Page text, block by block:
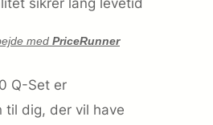
med PriceRunner
Q-Set er
dig, der vil have